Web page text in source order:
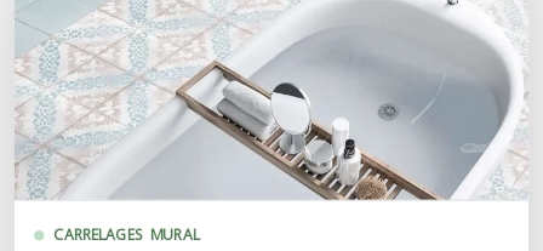
CARRELAGES MURAL